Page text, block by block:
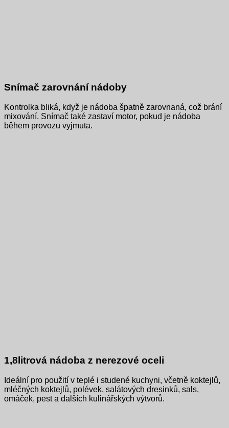
Snímač zarovnání nádoby
Kontrolka bliká, když je nádoba špatně zarovnaná, což brání
mixování. Snímač také zastaví motor, pokud je nádoba
během provozu vyjmuta.
1,8litrová nádoba z nerezové oceli
Ideální pro použití v teplé i studené kuchyni, včetně koktejlů,
mléčných koktejlů, polévek, salátových dresinků, sals,
omáček, pest a dalších kulinářských výtvorů.